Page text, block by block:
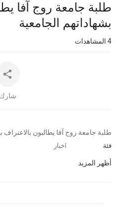
⁣طلبة جامعة روج آفا
بشهاداتهم الجامعية
المشاهدات
شارك
⁣⁣طلبة جامعة روج آفا يطالبون بالاعتراف
فئة اخبار
أظهر المزيد